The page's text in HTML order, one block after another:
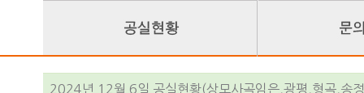
2024년 12월 6일 공실현황(상모사곡임은,광평,형곡,송